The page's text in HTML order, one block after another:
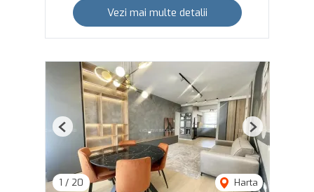
Vezi mai multe detalii
1 / 20 Harta
Previous Next